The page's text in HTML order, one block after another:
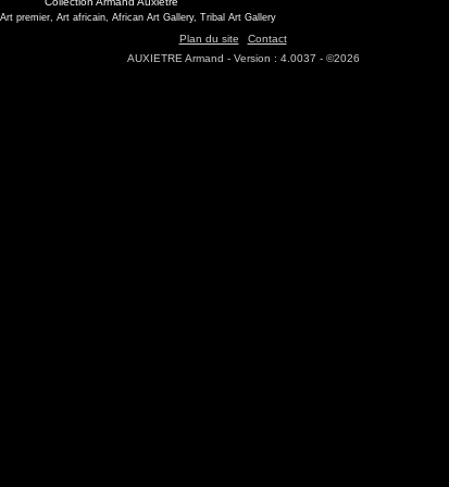
premier, Art africain, African Art Gallery, Tribal Art Gallery
Plan du site
Contact
AUXIETRE Armand - Version : 4.0037 - ©2026